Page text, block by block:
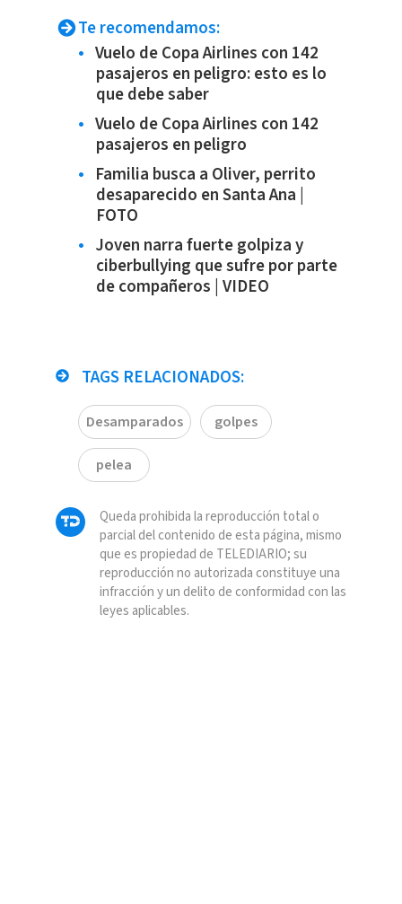
Te recomendamos:
Vuelo de Copa Airlines con 142
pasajeros en peligro: esto es lo
que debe saber
Vuelo de Copa Airlines con 142
pasajeros en peligro
Familia busca a Oliver, perrito
desaparecido en Santa Ana |
FOTO
Joven narra fuerte golpiza y
ciberbullying que sufre por parte
de compañeros | VIDEO
TAGS RELACIONADOS:
Desamparados golpes
pelea
Queda prohibida la reproducción total o
parcial del contenido de esta página, mismo
que es propiedad de TELEDIARIO; su
reproducción no autorizada constituye una
infracción y un delito de conformidad con las
leyes aplicables.